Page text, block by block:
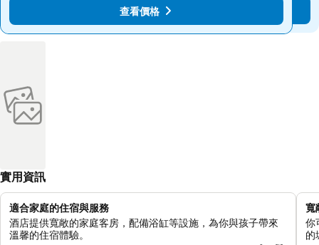
查看價格
查看價格
實用資訊
適合家庭的住宿與服務
酒店提供寬敞的家庭客房，配備浴缸等設施，為你與孩子帶來
溫馨的住宿體驗。
寬
你
的